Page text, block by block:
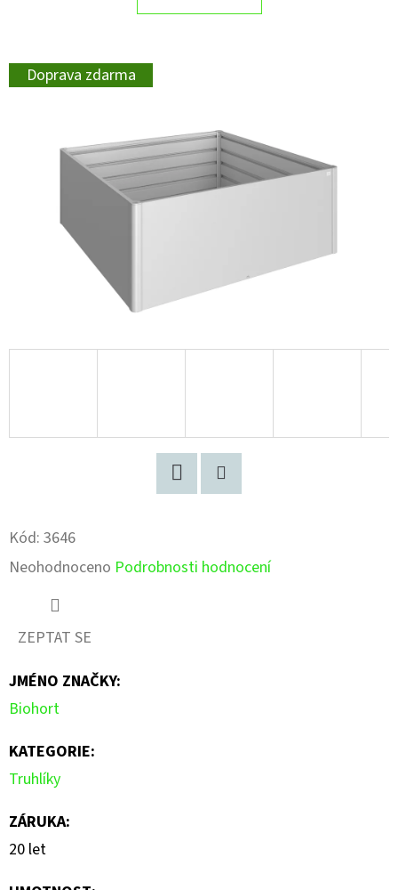
Doprava zdarma
Kód: 3646
Průměrné
hodnocení
0,0
z
5
hvězdiček.
Neohodnoceno Podrobnosti hodnocení
ZEPTAT SE
JMÉNO ZNAČKY:
Biohort
KATEGORIE:
Truhlíky
ZÁRUKA:
20 let